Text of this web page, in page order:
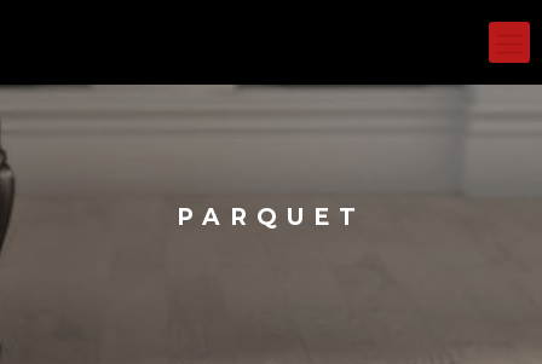
PARQUET